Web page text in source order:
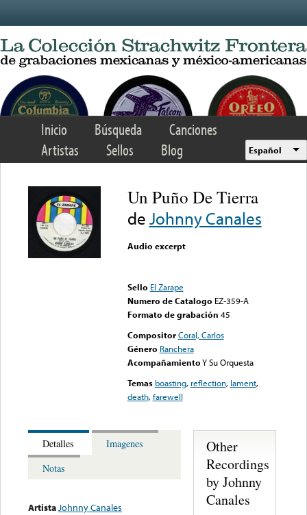
Inicio Búsqueda
Canciones
Artistas
Sellos Blog Español
Un Puño De Tierra
deJohnny Canales
Audio excerpt
Sello El Zarape
Numero de Catalogo EZ-359-A
Formato de grabación 45
Compositor Coral, Carlos
Género Ranchera
AcompañamientoY Su Orquesta
Temas boasting, reflection, lament,
death,farewell
Detalles
Imagenes
Notas
ArtistaJohnny Canales
Other
Recordings
by Johnny
Canales